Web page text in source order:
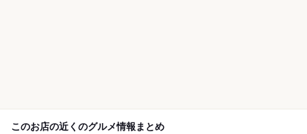
このお店の近くのグルメ情報まとめ